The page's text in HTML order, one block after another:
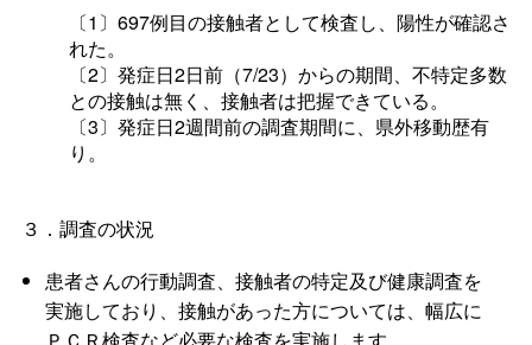
〔1〕697例目の接触者として検査し、陽性が確認さ
れた。
〔2〕発症日2日前（7/23）からの期間、不特定多数
との接触は無く、接触者は把握できている。
〔3〕発症日2週間前の調査期間に、県外移動歴有
り。
３．調査の状況
患者さんの行動調査、接触者の特定及び健康調査を
実施しており、接触があった方については、幅広に